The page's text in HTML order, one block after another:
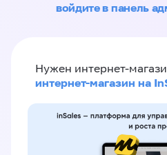
войдите в панель
Нужен интернет-
интернет-магазин на